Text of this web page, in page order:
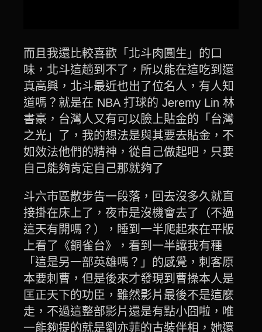
而且我還比較喜歡「北斗肉圓生」的口
味，北斗這趟到不了，所以能在這吃到還
真高興，北斗最近也出了位名人，有人知
道嗎？就是在 NBA 打球的 Jeremy Lin 林
書豪，台灣人又有可以臉上貼金的「台灣
之光」了，我的想法是與其要去貼金，不
如效法他們的精神，從自己做起吧，只要
自己能夠肯定自己那就夠了
斗六市區散步告一段落，回去沒多久就直
接掛在床上了，夜市是沒機會去了（不過
這天有開嗎？），睡到一半爬起來在平版
上看了《銅雀台》，看到一半讓我有種
「這是另一部英雄嗎？」的感覺，刺客原
本要刺曹，但是後來才發現到曹操本人是
匡正天下的功臣，雖然影片最後不是這麼
走，不過這整部影片還是有點小囧啦，唯
一能夠提的就是劉亦菲的古裝伴相，她還